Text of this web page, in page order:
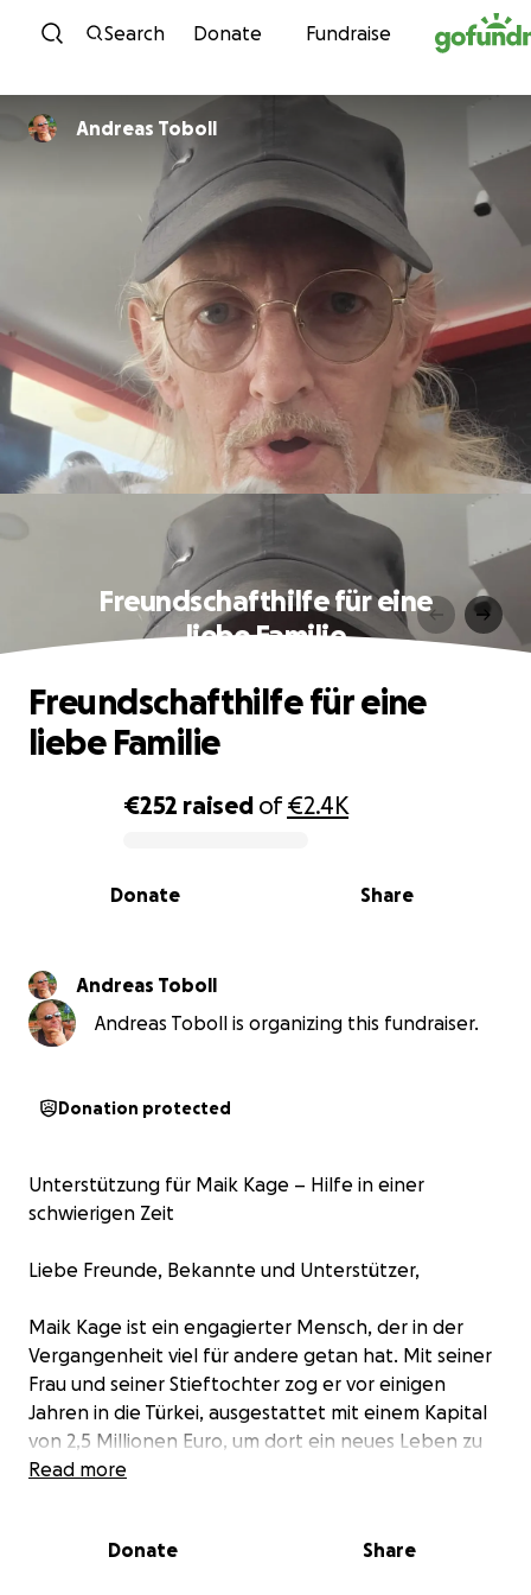
Skip to content
Search Donate Fundraise
Andreas Toboll
Freundschafthilfe für eine
liebe Familie
0% complete
€252 raised of€2.4K
Share
Donate
Freundschafthilfe für eine
liebe Familie
Andreas Toboll
Andreas Toboll is organizing this fundraiser.
Donation protected
Unterstützung für Maik Kage – Hilfe in einer
schwierigen Zeit
Liebe Freunde, Bekannte und Unterstützer,
Maik Kage ist ein engagierter Mensch, der in der
Vergangenheit viel für andere getan hat. Mit seiner
Frau und seiner Stieftochter zog er vor einigen
Jahren in die Türkei, ausgestattet mit einem Kapital
von 2,5 Millionen Euro, um dort ein neues Leben zu
beginnen. In der Region gründete er einen Verein,
für die Gemeinschaft ein, half Bedürftigen und
Read more
Donate Share